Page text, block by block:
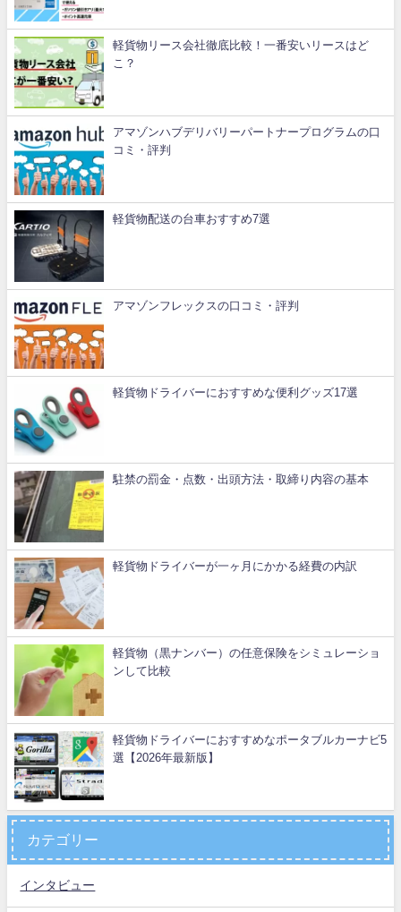
軽貨物リース会社徹底比較！一番安いリースはど
こ？
アマゾンハブデリバリーパートナープログラムの口
コミ・評判
軽貨物配送の台車おすすめ7選
アマゾンフレックスの口コミ・評判
軽貨物ドライバーにおすすめな便利グッズ17選
駐禁の罰金・点数・出頭方法・取締り内容の基本
軽貨物ドライバーが一ヶ月にかかる経費の内訳
軽貨物（黒ナンバー）の任意保険をシミュレーショ
ンして比較
軽貨物ドライバーにおすすめなポータブルカーナビ5
選【2026年最新版】
カテゴリー
インタビュー